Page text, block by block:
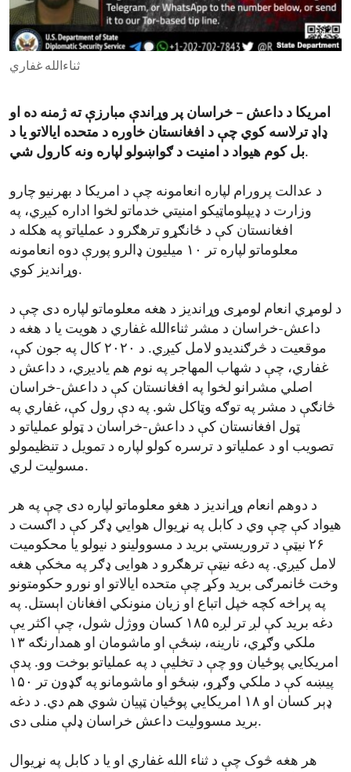
ENVIRONMENT AND HEALTH
IDEALS AND INSTITUTIONS
ثناءالله غفاري
امریکا د داعش – خراسان پر وړاندې مبارزې ته ژمنه ده او
ډاډ ترلاسه کوي چې د افغانستان خاوره د متحده ایالاتو یا د
بل کوم هیواد د امنیت د ګواښولو لپاره ونه کارول شي.
د عدالت پرورام لپاره انعامونه چې د امریکا د بهرنیو چارو
وزارت د ډیپلوماټیکو امنیتي خدماتو لخوا اداره کیږي، په
افغانستان کې د ځانګړو ترهګرو د عملیاتو په هکله د
معلوماتو لپاره تر ۱۰ میلیون ډالرو پورې دوه انعامونه
وړاندیز کوي.
د لومړي انعام لومړی وړاندیز د هغه معلوماتو لپاره دی چې د
داعش-خراسان د مشر ثناءالله غفاري د هویت یا د هغه د
موقعیت د څرګندیدو لامل کیږي. د ۲۰۲۰ کال په جون کې،
غفاري، چې د شهاب المهاجر په نوم هم یادیږي، د داعش د
اصلي مشرانو لخوا په افغانستان کې د داعش-خراسان
څانګې د مشر په توګه وټاکل شو. په دې رول کې، غفاري په
ټول افغانستان کې د داعش-خراسان د ټولو عملیاتو د
تصویب او د عملیاتو د ترسره کولو لپاره د تمویل د تنظیمولو
مسولیت لري.
د دوهم انعام وړاندیز د هغو معلوماتو لپاره دی چې په هر
هیواد کې چې وي د کابل په نړیوال هوایي ډګر کې د اګست د
۲۶ نیټې د تروریستي برید د مسوولینو د نیولو یا محکومیت
لامل کیږي. په دغه نیټې ترهګرو د هوایی ډګر په مخکې هغه
وخت ځانمرګی برید وکړ چې متحده ایالاتو او نورو حکومتونو
په پراخه کچه خپل اتباع او زیان منونکي افغانان اېستل. په
دغه برید کې لږ تر لږه ۱۸۵ کسان ووژل شول، چې اکثر یې
ملکي وګړي، نارینه، ښځې او ماشومان او همدارنګه ۱۳
امریکايي پوځیان وو چې د تخلیې د په عملیاتو بوخت وو. پدې
پیښه کې د ملکي وګړو، ښځو او ماشومانو په ګډون تر ۱۵۰
ډېر کسان او ۱۸ امریکايي پوځیان ټپیان شوي هم دي. د دغه
برید مسوولیت داعش خراسان ډلې منلی دی.
هر هغه څوک چې د ثناء الله غفاري او یا د کابل په نړیوال